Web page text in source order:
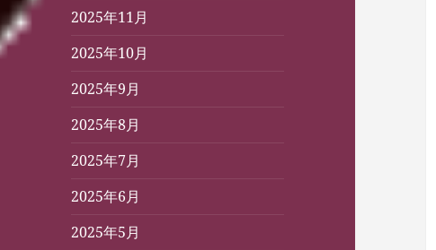
2025年11月
2025年10月
2025年9月
2025年8月
2025年7月
2025年6月
2025年5月